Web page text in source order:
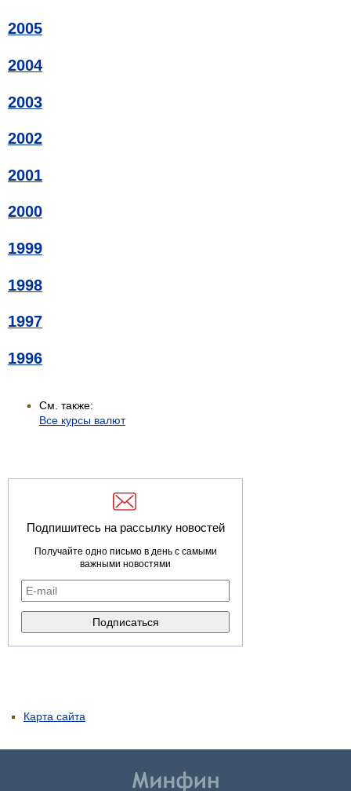
2005
2004
2003
2002
2001
2000
1999
1998
1997
1996
См. также:
Все курсы валют
Подпишитесь на рассылку новостей
Получайте одно письмо в день с самыми
важными новостями
Карта сайта